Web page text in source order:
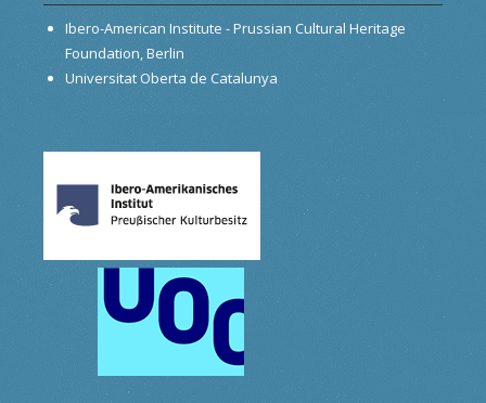
Ibero-American Institute - Prussian Cultural Heritage
Foundation, Berlin
Universitat Oberta de Catalunya